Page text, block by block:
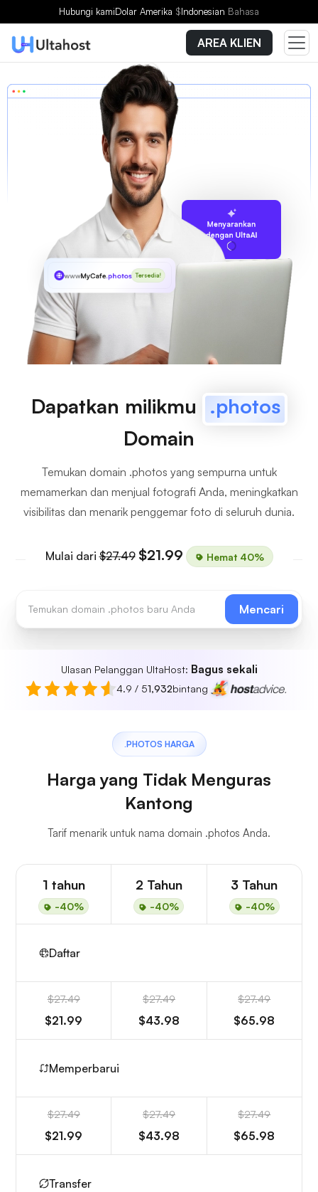
Hubungi kamiDolar Amerika $Indonesian Bahasa
AREA KLIEN
Menyarankan
dengan UltaAI
wwwMyCafe.photos Tersedia!
Dapatkan milikmu
.photos
Domain
Temukan domain .photos yang sempurna untuk
memamerkan dan menjual fotografi Anda, meningkatkan
visibilitas dan menarik penggemar foto di seluruh dunia.
Mulai dari$27.49 $21.99 Hemat 40%
Mencari
Ulasan Pelanggan UltaHost: Bagus sekali
4.9 / 51,932bintang
.PHOTOS HARGA
Harga yang Tidak Menguras
Kantong
Tarif menarik untuk nama domain .photos Anda.
1 tahun
-40%
2 Tahun
-40%
3 Tahun
-40%
Daftar
$27.49
$21.99
$27.49
$43.98
$27.49
$65.98
Memperbarui
$27.49
$21.99
$27.49
$43.98
$27.49
$65.98
Transfer